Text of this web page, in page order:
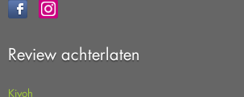
Review achterlaten
Kiyoh